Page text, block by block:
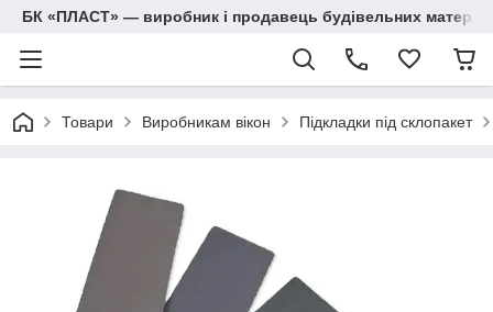
БК «ПЛАСТ» — виробник і продавець будівельних
Товари Виробникам вікон Підкладки під склопакет